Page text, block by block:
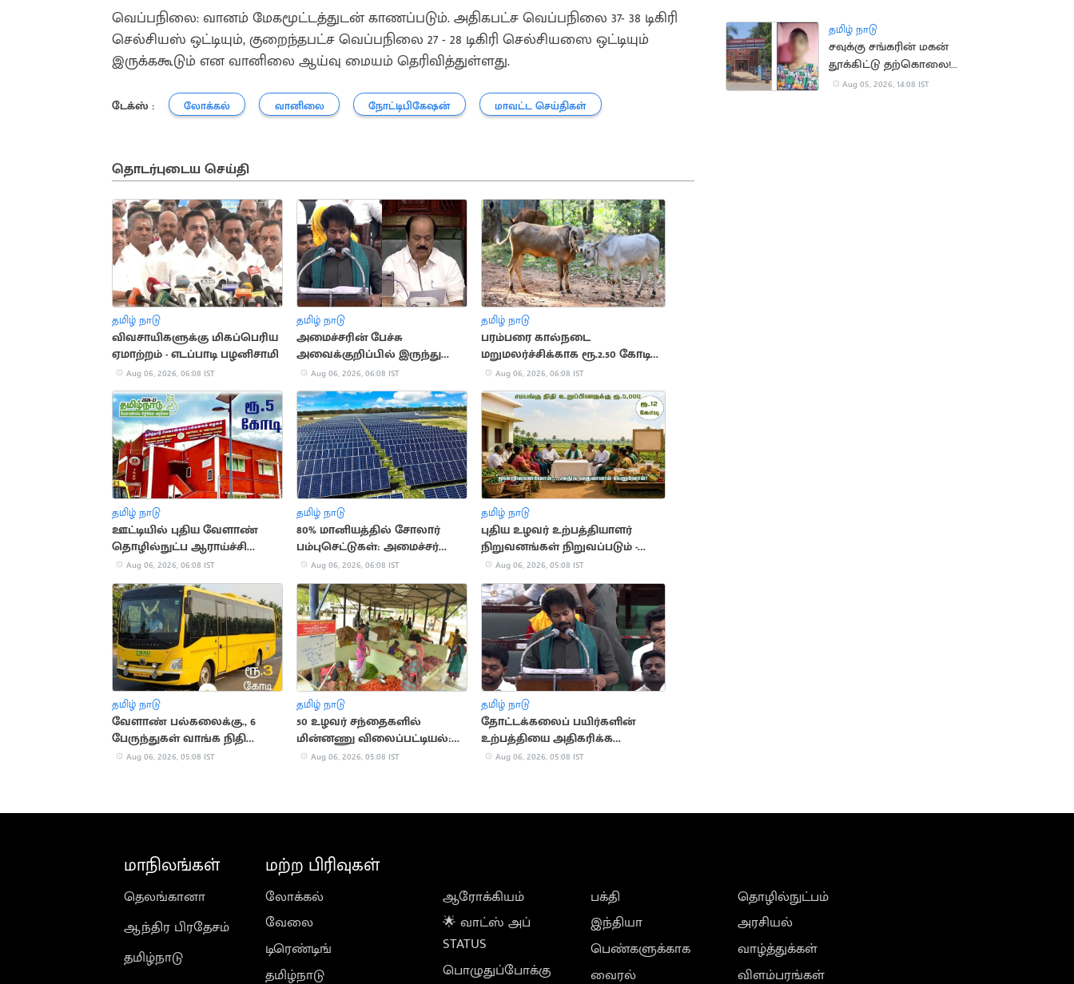
வெப்பநிலை: வானம் மேகமூட்டத்துடன் காணப்படும். அதிகபட்ச வெப்பநிலை 37- 38 டிகிரி
செல்சியஸ் ஒட்டியும், குறைந்தபட்ச வெப்பநிலை 27 - 28 டிகிரி செல்சியஸை ஒட்டியும்
இருக்ககூடும் என வானிலை ஆய்வு மையம் தெரிவித்துள்ளது.
டேக்ஸ் : லோக்கல் வானிலை நோட்டிபிகேஷன் மாவட்ட செய்திகள்
தொடர்புடைய செய்தி
தமிழ் நாடு
விவசாயிகளுக்கு மிகப்பெரிய
ஏமாற்றம் - எடப்பாடி பழனிசாமி
Aug 06, 2026, 06:08 IST
தமிழ் நாடு
அமைச்சரின் பேச்சு
அவைக்குறிப்பில் இருந்து
நீக்கப்படும் - சபாநாயகர்
Aug 06, 2026, 06:08 IST
தமிழ் நாடு
பரம்பரை கால்நடை
மறுமலர்ச்சிக்காக ரூ.2.50 கோடி
ஒதுக்கீடு
Aug 06, 2026, 06:08 IST
தமிழ் நாடு
ஊட்டியில் புதிய வேளாண்
தொழில்நுட்ப ஆராய்ச்சி
மையம்
Aug 06, 2026, 06:08 IST
தமிழ் நாடு
80% மானியத்தில் சோலார்
பம்புசெட்டுகள்: அமைச்சர்
வினோத் அறிவிப்பு
Aug 06, 2026, 06:08 IST
தமிழ் நாடு
புதிய உழவர் உற்பத்தியாளர்
நிறுவனங்கள் நிறுவப்படும் -
அமைச்சர் அறிவிப்பு
Aug 06, 2026, 05:08 IST
தமிழ் நாடு
வேளாண் பல்கலைக்கு., 6
பேருந்துகள் வாங்க நிதி
ஒதுக்கீடு
Aug 06, 2026, 05:08 IST
தமிழ் நாடு
50 உழவர் சந்தைகளில்
மின்னணு விலைப்பட்டியல்:
அமைச்சர் வினோத் அறிவிப்பு
Aug 06, 2026, 05:08 IST
தமிழ் நாடு
தோட்டக்கலைப் பயிர்களின்
உற்பத்தியை அதிகரிக்க
நடவடிக்கை
Aug 06, 2026, 05:08 IST
நிறைவு
தமிழ் நாடு
சவுக்கு சங்கரின் மகன்
தூக்கிட்டு தற்கொலை!
காரணம் என்ன?
Aug 05, 2026, 14:08 IST
மாநிலங்கள்
தெலங்கானா
ஆந்திர பிரதேசம்
தமிழ்நாடு
மற்ற பிரிவுகள்
லோக்கல்
வேலை
டிரெண்டிங்
தமிழ்நாடு
ஆரோக்கியம்
🌟 வாட்ஸ் அப்
STATUS
பொழுதுப்போக்கு
பக்தி
இந்தியா
பெண்களுக்காக
வைரல்
தொழில்நுட்பம்
அரசியல்
வாழ்த்துக்கள்
விளம்பரங்கள்